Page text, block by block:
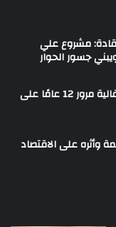
مشروع علي
جسور الحوار
وفد «رسالة السلام» يصل للمشاركة في احتفالية مرور 12 عامًا على
وأثره على الاقتصاد